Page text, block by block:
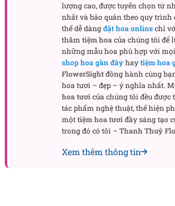
Bó hoa hồng baby Seven
Khi nào nên tặng món quà này?
Đây là món quà lý tưởng trong
như tuần lễ yêu nhau đầu tiên,
quan trọng trong mối quan hệ.
một ngày yêu thương được gói
là món quà”.
lượng cao, được tuyển chọn từ
nhất và bảo quản theo quy trình
thể dễ dàngđặt hoa onlinechỉ
thămtiệm hoacủa chúng tôi để
những mẫu hoa phù hợp với
shop hoa gần đâyhaytiệm hoa
FlowerSightđồng hành cùng
hoa tươi – đẹp – ý nghĩa nhất.
hoa tươicủa chúng tôi đều
tác phẩm nghệ thuật, thể hiện
mộttiệm hoa tươiđầy sáng tạo
trong đó có tôi –Thanh Thuỷ
Xem thêm thông tin